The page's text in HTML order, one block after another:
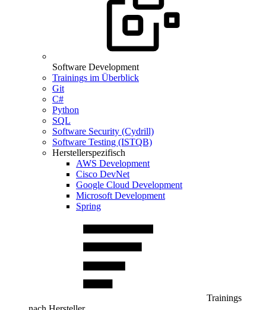
Software Development
Trainings im Überblick
Git
C#
Python
SQL
Software Security (Cydrill)
Software Testing (ISTQB)
Herstellerspezifisch
AWS Development
Cisco DevNet
Google Cloud Development
Microsoft Development
Spring
Trainings